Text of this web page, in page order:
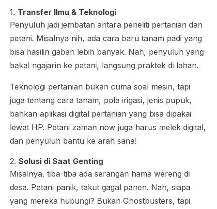
1. Transfer Ilmu & Teknologi
Penyuluh jadi jembatan antara peneliti pertanian dan
petani. Misalnya nih, ada cara baru tanam padi yang
bisa hasilin gabah lebih banyak. Nah, penyuluh yang
bakal ngajarin ke petani, langsung praktek di lahan.
Teknologi pertanian bukan cuma soal mesin, tapi
juga tentang cara tanam, pola irigasi, jenis pupuk,
bahkan aplikasi digital pertanian yang bisa dipakai
lewat HP. Petani zaman now juga harus melek digital,
dan penyuluh bantu ke arah sana!
2. Solusi di Saat Genting
Misalnya, tiba-tiba ada serangan hama wereng di
desa. Petani panik, takut gagal panen. Nah, siapa
yang mereka hubungi? Bukan Ghostbusters, tapi